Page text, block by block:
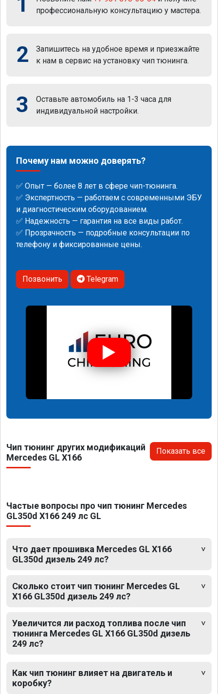
профессиональную консультацию у мастера.
2
Запишитесь на удобное время и приезжайте
к нам в сервис на установку чип тюнинга.
3
Оставьте автомобиль на 1-3 часа для
индивидуальной настройки.
Почему нам можно доверять?
✅ Опыт — более 8 лет в сфере чип-тюнинга.
✅ Экспертность — работаем с современными ЭБУ
и диагностическим оборудованием.
✅ Надежность — гарантия на все виды работ.
✅ Прозрачность — подробные консультации по
телефону и фиксированные цены.
Позвонить Telegram
Чип тюнинг других модификаций
Mercedes GL X166
Показать все
Частые вопросы про чип тюнинг Mercedes
GL350d X166 249 лс GL
Что дает прошивка Mercedes GL X166
GL350d дизель 249 лс?
Сколько стоит чип тюнинг Mercedes GL
X166 GL350d дизель 249 лс?
Увеличится ли расход топлива после чип
тюнинга Mercedes GL X166 GL350d дизель
249 лс?
Как чип тюнинг влияет на двигатель и
коробку?